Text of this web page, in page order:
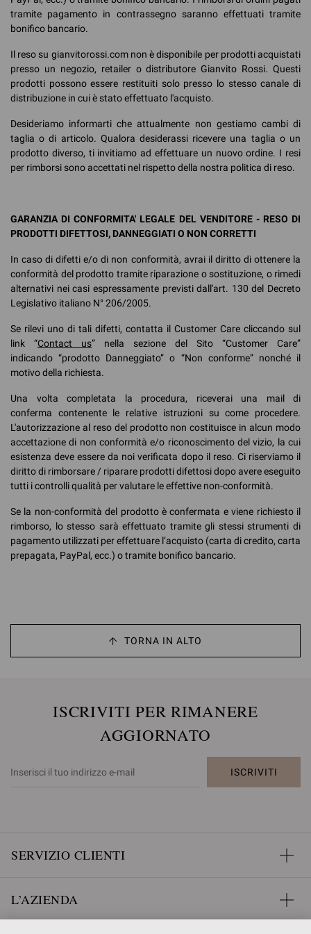
tramite pagamento in contrassegno saranno effettuati tramite
bonifico bancario.
Il reso su gianvitorossi.com non è disponibile per prodotti acquistati
presso un negozio, retailer o distributore Gianvito Rossi. Questi
prodotti possono essere restituiti solo presso lo stesso canale di
distribuzione in cui è stato effettuato l'acquisto.
Desideriamo informarti che attualmente non gestiamo cambi di
taglia o di articolo. Qualora desiderassi ricevere una taglia o un
prodotto diverso, ti invitiamo ad effettuare un nuovo ordine. I resi
per rimborsi sono accettati nel rispetto della nostra politica di reso.
GARANZIA DI CONFORMITA' LEGALE DEL VENDITORE - RESO DI
PRODOTTI DIFETTOSI, DANNEGGIATI O NON CORRETTI
In caso di difetti e/o di non conformità, avrai il diritto di ottenere la
conformità del prodotto tramite riparazione o sostituzione, o rimedi
alternativi nei casi espressamente previsti dall'art. 130 del Decreto
Legislativo italiano N° 206/2005.
Se rilevi uno di tali difetti, contatta il Customer Care cliccando sul
link “Contact us” nella sezione del Sito “Customer Care”
indicando “prodotto Danneggiato” o “Non conforme” nonché il
motivo della richiesta.
Una volta completata la procedura, riceverai una mail di
conferma contenente le relative istruzioni su come procedere.
L'autorizzazione al reso del prodotto non costituisce in alcun modo
accettazione di non conformità e/o riconoscimento del vizio, la cui
esistenza deve essere da noi verificata dopo il reso. Ci riserviamo il
diritto di rimborsare / riparare prodotti difettosi dopo avere eseguito
tutti i controlli qualità per valutare le effettive non-conformità.
Se la non-conformità del prodotto è confermata e viene richiesto il
rimborso, lo stesso sarà effettuato tramite gli stessi strumenti di
pagamento utilizzati per effettuare l’acquisto (carta di credito, carta
prepagata, PayPal, ecc.) o tramite bonifico bancario.
TORNA IN ALTO
ISCRIVITI PER RIMANERE
AGGIORNATO
ISCRIVITI
SERVIZIO CLIENTI
L’AZIENDA